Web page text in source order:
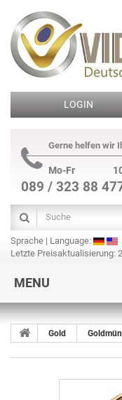
LOGIN
Gerne helfen wir
Mo-Fr
089 / 323 88
Sprache | Language:
Letzte Preisaktualisierung:
MENU
Gold